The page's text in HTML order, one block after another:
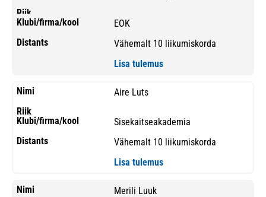
EOK
Vähemalt 10 liikumiskorda
Lisa tulemus
Aire Luts
Sisekaitseakademia
Vähemalt 10 liikumiskorda
Lisa tulemus
Merili Luuk